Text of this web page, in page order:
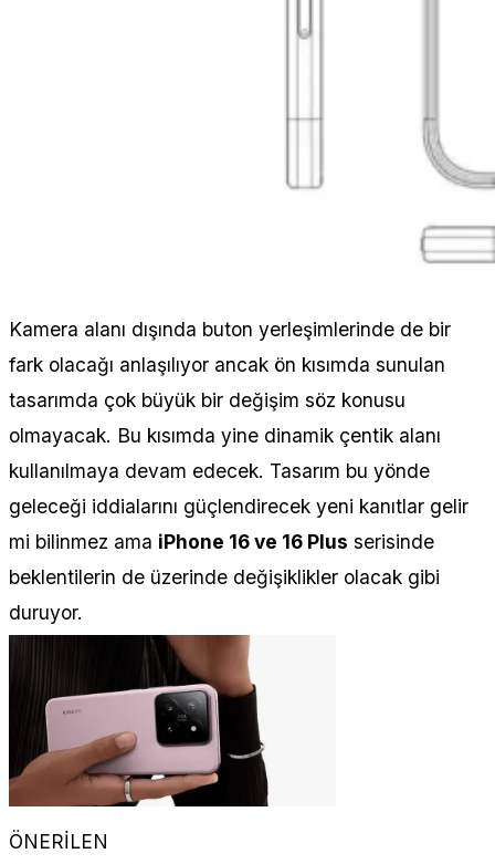
Kamera alanı dışında buton yerleşimlerinde de bir
fark olacağı anlaşılıyor ancak ön kısımda sunulan
tasarımda çok büyük bir değişim söz konusu
olmayacak. Bu kısımda yine dinamik çentik alanı
kullanılmaya devam edecek. Tasarım bu yönde
geleceği iddialarını güçlendirecek yeni kanıtlar gelir
mi bilinmez ama iPhone 16 ve 16 Plus serisinde
beklentilerin de üzerinde değişiklikler olacak gibi
duruyor.
ÖNERİLEN